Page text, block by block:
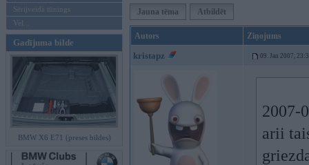
Sērijveida tūnings
Vel...
Gadījuma bilde
BMW X6 E71 (preses bildes)
Jauna tēma Atbildēt
Autors Ziņojums
kristapz 09. Jan 2007,
2007-
arii